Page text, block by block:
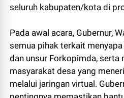
seluruh kabupaten/kota di
Pada awal acara, Gubernur,
semua pihak terkait
dan unsur Forkopimda, serta
masyarakat desa yang
melalui jaringan virtual.